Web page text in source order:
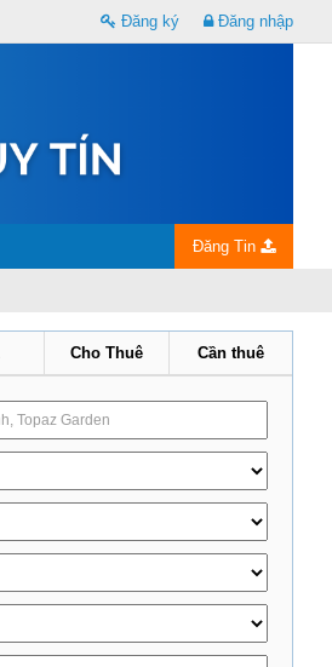
Đăng ký Đăng nhập
Đăng Tin
Cho Thuê Cần thuê